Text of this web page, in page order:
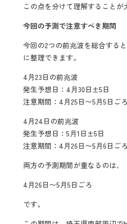
この点を分けて理解することが
今回の予測で注意すべき期間
今回の2つの前兆波を総合する
に整理できます。
4月23日の前兆波
発生予想日：4月30日±5日
注意期間：4月25日〜5月5日ごろ
4月24日の前兆波
発生予想日：5月1日±5日
注意期間：4月26日〜5月6日ごろ
両方の予測期間が重なるのは、
4月26日〜5月5日ごろ
です。